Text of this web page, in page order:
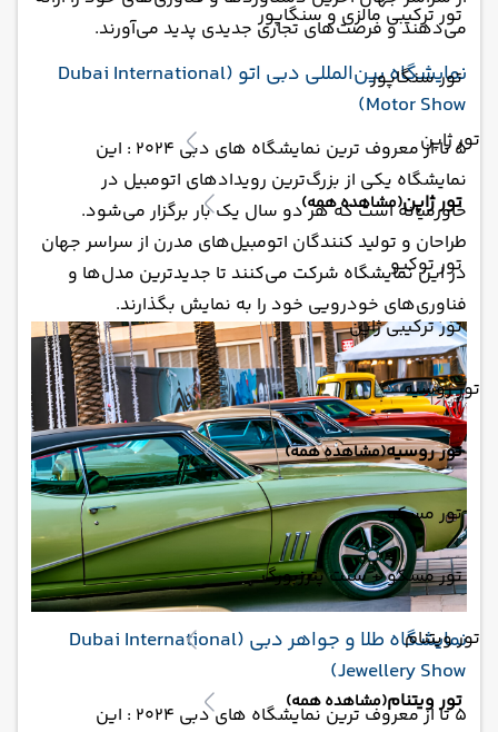
تور ترکیبی مالزی و سنگاپور
تور سنگاپور
تور ژاپن
تور ژاپن(مشاهده همه)
تور توکیو
تور ترکیبی ژاپن
تور روسیه
تور روسیه(مشاهده همه)
تور مسکو
تور مسکو + سنت پترزبورگ
تور ویتنام
تور ویتنام(مشاهده همه)
می‌دهند و فرصت‌های تجاری جدیدی پدید می‌آورند.
‏نمایشگاه بین‌المللی دبی اتو (Dubai International
Motor Show)
5 تا از معروف ترین نمایشگاه های دبی 2024 : این
نمایشگاه یکی از بزرگ‌ترین رویدادهای اتومبیل در
خاورمیانه است که هر دو سال یک بار برگزار می‌شود.
طراحان و تولید کنندگان اتومبیل‌های مدرن از سراسر جهان
در این نمایشگاه شرکت می‌کنند تا جدیدترین مدل‌ها و
فناوری‌های خودرویی خود را به نمایش بگذارند.
‏نمایشگاه طلا و جواهر دبی (Dubai International
Jewellery Show)
5 تا از معروف ترین نمایشگاه های دبی 2024 : این